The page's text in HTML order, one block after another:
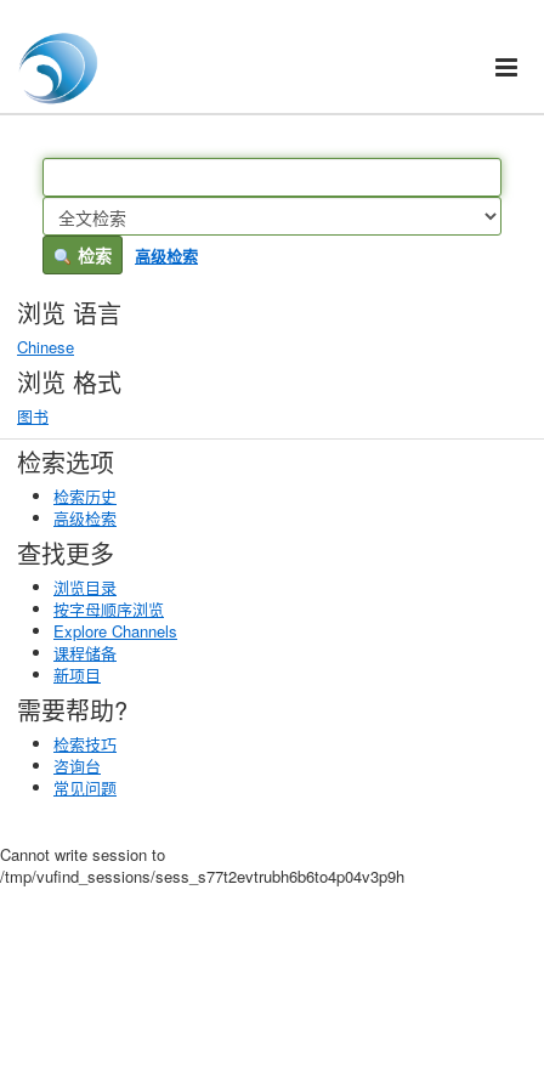
Skip to content
VuFind
检索 高级检索
浏览 语言
Chinese
浏览 格式
图书
检索选项
检索历史
高级检索
查找更多
浏览目录
按字母顺序浏览
Explore Channels
课程储备
新项目
需要帮助?
检索技巧
咨询台
常见问题
Cannot write session to
/tmp/vufind_sessions/sess_s77t2evtrubh6b6to4p04v3p9h